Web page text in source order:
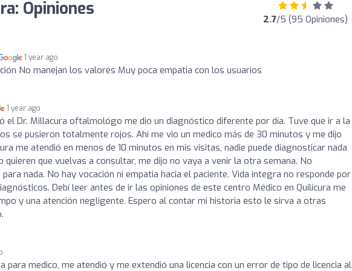
Opiniones 2.7/5 (95 Opiniones)
1 year ago
No manejan los valores Muy poca empatia con los usuarios
1 year ago
el Dr. Millacura oftalmológo me dio un diagnóstico diferente por día. Tuve que ir a la
se pusieron totalmente rojos. Ahí me vio un medico más de 30 minutos y me dijo
me atendió en menos de 10 minutos en mis visitas, nadie puede diagnosticar nada
quieren que vuelvas a consultar, me dijo no vaya a venir la otra semana. No
nada. No hay vocación ni empatia hacia el paciente. Vida integra no responde por
Debí leer antes de ir las opiniones de este centro Médico en Quilicura me
y una atención negligente. Espero al contar mi historia esto le sirva a otras
para medico, me atendió y me extendió una licencia con un error de tipo de licencia al